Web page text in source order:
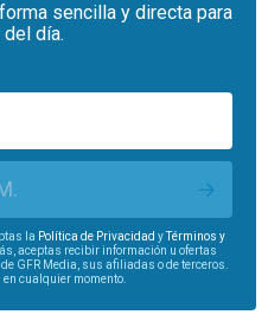
sencilla y directa para
día.
la Política de Privacidad yTérminos y
aceptas recibir información u ofertas
GFR Media, sus afiliadas o de terceros.
cualquier momento.